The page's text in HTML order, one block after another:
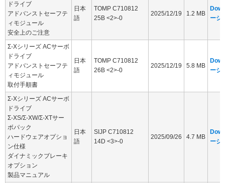
ドライブ
アドバンストセーフテ
ィモジュール
安全上のご注意
日本
語
TOMP C710812
25B <2>-0
2025/12/19 1.2 MB
ージ
Σ-Xシリーズ ACサーボ
ドライブ
アドバンストセーフテ
ィモジュール
取付手順書
日本
語
TOMP C710812
26B <2>-0
2025/12/19 5.8 MB
ージ
Σ-Xシリーズ ACサーボ
ドライブ
Σ-XS/Σ-XW/Σ-XTサー
ボパック
ハードウェアオプショ
ン仕様
ダイナミックブレーキ
オプション
製品マニュアル
日本
語
SIJP C710812
14D <3>-0
2025/09/26 4.7 MB
ージ